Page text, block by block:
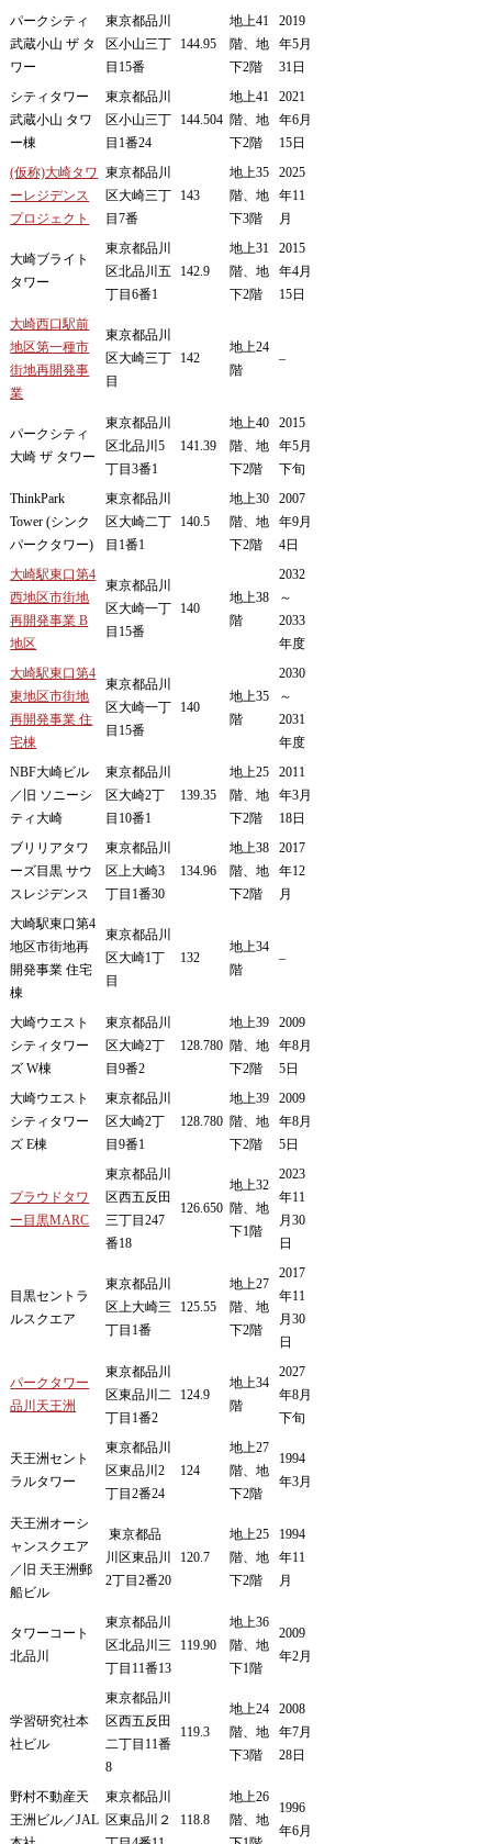
パークシティ
武蔵小山 ザ タ
ワー
東京都品川
区小山三丁
目15番
144.95
地上41
階、地
下2階
2019
年5月
31日
シティタワー
武蔵小山 タワ
ー棟
東京都品川
区小山三丁
目1番24
144.504
地上41
階、地
下2階
2021
年6月
15日
(仮称)大崎タワ
ーレジデンス
プロジェクト
東京都品川
区大崎三丁
目7番
143
地上35
階、地
下3階
2025
年11
月
大崎ブライト
タワー
東京都品川
区北品川五
丁目6番1
142.9
地上31
階、地
下2階
2015
年4月
15日
大崎西口駅前
地区第一種市
街地再開発事
業
東京都品川
区大崎三丁
目
142
地上24
階
–
パークシティ
大崎 ザ タワー
東京都品川
区北品川5
丁目3番1
141.39
地上40
階、地
下2階
2015
年5月
下旬
ThinkPark
Tower (シンク
パークタワー)
東京都品川
区大崎二丁
目1番1
140.5
地上30
階、地
下2階
2007
年9月
4日
大崎駅東口第4
西地区市街地
再開発事業 B
地区
東京都品川
区大崎一丁
目15番
140
地上38
階
2032
～
2033
年度
大崎駅東口第4
東地区市街地
再開発事業 住
宅棟
東京都品川
区大崎一丁
目15番
140
地上35
階
2030
～
2031
年度
NBF大崎ビル
／旧 ソニーシ
ティ大崎
東京都品川
区大崎2丁
目10番1
139.35
地上25
階、地
下2階
2011
年3月
18日
ブリリアタワ
ーズ目黒 サウ
スレジデンス
東京都品川
区上大崎3
丁目1番30
134.96
地上38
階、地
下2階
2017
年12
月
大崎駅東口第4
地区市街地再
開発事業 住宅
棟
東京都品川
区大崎1丁
目
132
地上34
階
–
大崎ウエスト
シティタワー
ズ W棟
東京都品川
区大崎2丁
目9番2
128.780
地上39
階、地
下2階
2009
年8月
5日
大崎ウエスト
シティタワー
ズ E棟
東京都品川
区大崎2丁
目9番1
128.780
地上39
階、地
下2階
2009
年8月
5日
プラウドタワ
ー目黒MARC
東京都品川
区西五反田
三丁目247
番18
126.650
地上32
階、地
下1階
2023
年11
月30
日
目黒セントラ
ルスクエア
東京都品川
区上大崎三
丁目1番
125.55
地上27
階、地
下2階
2017
年11
月30
日
パークタワー
品川天王洲
東京都品川
区東品川二
丁目1番2
124.9
地上34
階
2027
年8月
下旬
天王洲セント
ラルタワー
東京都品川
区東品川2
丁目2番24
124
地上27
階、地
下2階
1994
年3月
天王洲オーシ
ャンスクエア
／旧 天王洲郵
船ビル
東京都品
川区東品川
2丁目2番20
120.7
地上25
階、地
下2階
1994
年11
月
タワーコート
北品川
東京都品川
区北品川三
丁目11番13
119.90
地上36
階、地
下1階
2009
年2月
学習研究社本
社ビル
東京都品川
区西五反田
二丁目11番
8
119.3
地上24
階、地
下3階
2008
年7月
28日
野村不動産天
王洲ビル／JAL
東京都品川
区東品川２
118.8
地上26
階、地
1996
年6月